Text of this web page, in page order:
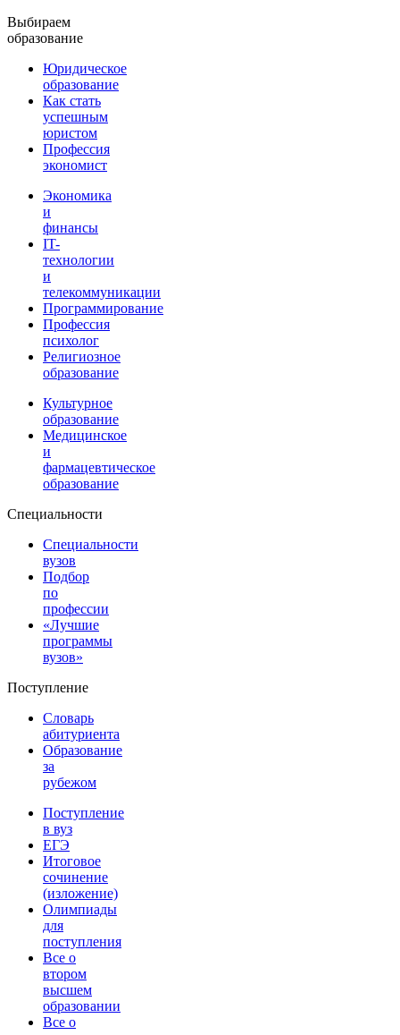
Выбираем
образование
Юридическое
образование
Как стать
успешным
юристом
Профессия
экономист
Экономика
и
финансы
IT-
технологии
и
телекоммуникации
Программирование
Профессия
психолог
Религиозное
образование
Культурное
образование
Медицинское
и
фармацевтическое
образование
Специальности
Специальности
вузов
Подбор
по
профессии
«Лучшие
программы
вузов»
Поступление
Словарь
абитуриента
Образование
за
рубежом
Поступление
в вуз
ЕГЭ
Итоговое
сочинение
(изложение)
Олимпиады
для
поступления
Все о
втором
высшем
образовании
Все о